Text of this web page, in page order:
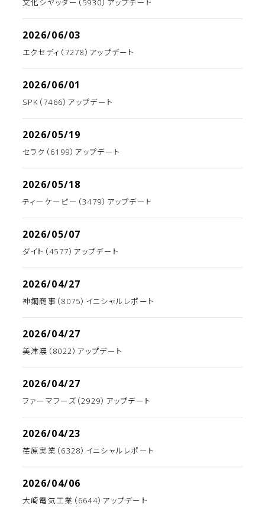
文化シヤッター（5930）アップデート
2026/06/03
エクセディ（7278）アップデート
2026/06/01
SPK（7466）アップデート
2026/05/19
セラク（6199）アップデート
2026/05/18
ティーケーピー（3479）アップデート
2026/05/07
ダイト（4577）アップデート
2026/04/27
神鋼商事（8075）イニシャルレポート
2026/04/27
美津濃（8022）アップデート
2026/04/27
ファーマフーズ（2929）アップデート
2026/04/23
荏原実業（6328）イニシャルレポート
2026/04/06
大崎電気工業（6644）アップデート